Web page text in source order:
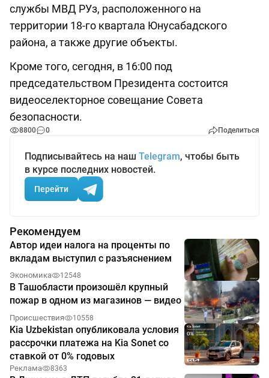
службы МВД РУз, расположенного на
территории 18-го квартала Юнусабадского
района, а также другие объекты.
Кроме того, сегодня, в 16:00 под
председательством Президента состоится
видеоселекторное совещание Совета
безопасности.
8800 0 Поделиться
Подписывайтесь на наш Telegram, чтобы быть
в курсе последних новостей.
Перейти
Рекомендуем
Автор идеи налога на проценты по
вкладам выступил с разъяснением
Экономика 12548
В Ташобласти произошёл крупный
пожар в одном из магазинов — видео
Происшествия 10558
Kia Uzbekistan опубликовала условия
рассрочки платежа на Kia Sonet со
ставкой от 0% годовых
Реклама 8363